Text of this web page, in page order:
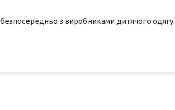
з виробниками дитячого одягу.